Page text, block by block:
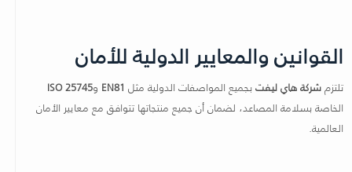
القوانين والمعايير الدولية للأمان
تلتزمشركة هاي ليفت بجميع المواصفات الدولية مثل EN81 وISO 25745
الخاصة بسلامة المصاعد، لضمان أن جميع منتجاتها تتوافق مع معايير الأمان
العالمية.